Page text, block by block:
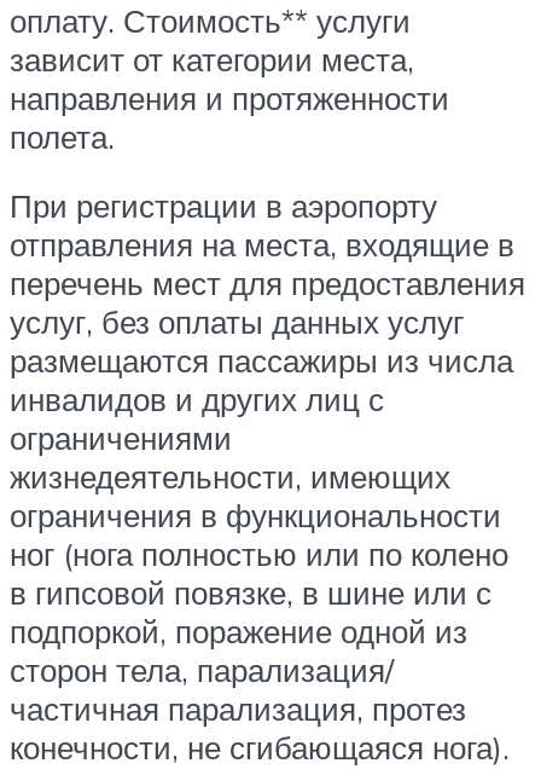
оплату. Стоимость** услуги
зависит от категории места,
направления и протяженности
полета.
При регистрации в аэропорту
отправления на места, входящие в
перечень мест для предоставления
услуг, без оплаты данных услуг
размещаются пассажиры из числа
инвалидов и других лиц с
ограничениями
жизнедеятельности, имеющих
ограничения в функциональности
ног (нога полностью или по колено
в гипсовой повязке, в шине или с
подпоркой, поражение одной из
сторон тела, парализация/
частичная парализация, протез
конечности, не сгибающаяся нога).